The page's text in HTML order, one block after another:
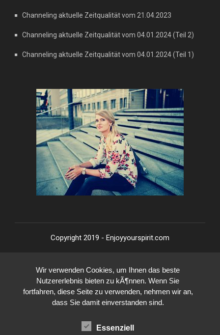
Channeling aktuelle Zeitqualität vom 21.04.2023
Channeling aktuelle Zeitqualität vom 04.01.2024 (Teil 2)
Channeling aktuelle Zeitqualität vom 04.01.2024 (Teil 1)
Copyright 2019 - Enjoyyourspirit.com
Wir verwenden Cookies, um Ihnen das beste
Nutzererlebnis bieten zu kÃ¶nnen. Wenn Sie
fortfahren, diese Seite zu verwenden, nehmen wir an,
dass Sie damit einverstanden sind.
Essenziell